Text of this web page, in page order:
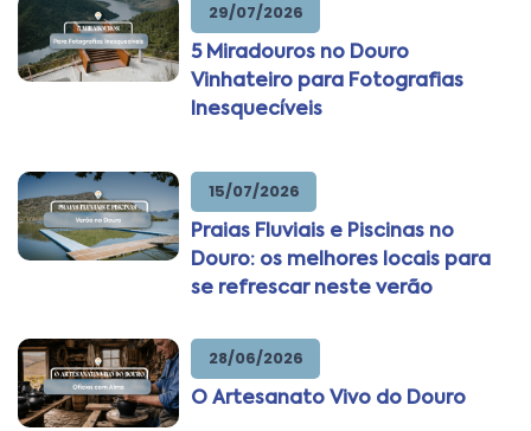
29/07/2026
5 Miradouros no Douro
Vinhateiro para Fotografias
Inesquecíveis
15/07/2026
Praias Fluviais e Piscinas no
Douro: os melhores locais para
se refrescar neste verão
28/06/2026
O Artesanato Vivo do Douro